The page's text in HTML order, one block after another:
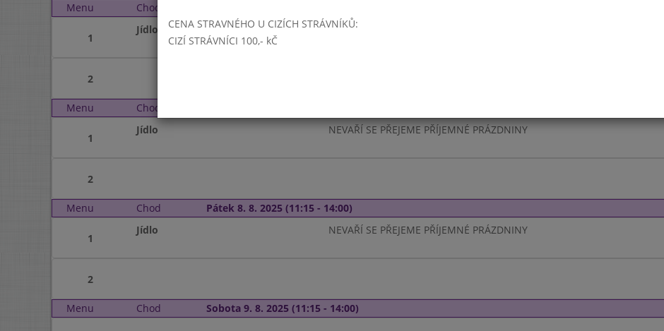
Menu Chod
1
Jídlo NEVAŘÍ SE PŘEJEME PŘÍJEMNÉ PRÁZDNINY
2
Menu Chod
1
Jídlo NEVAŘÍ SE PŘEJEME PŘÍJEMNÉ PRÁZDNINY
2
Menu Chod Pátek 8. 8. 2025 (11:15 - 14:00)
1
Jídlo NEVAŘÍ SE PŘEJEME PŘÍJEMNÉ PRÁZDNINY
2
Menu Chod Sobota 9. 8. 2025 (11:15 - 14:00)
CENA STRAVNÉHO U CIZÍCH STRÁVNÍKŮ:
CIZÍ STRÁVNÍCI 100,- kČ